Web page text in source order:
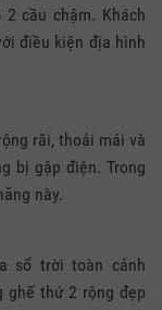
cầu chậm. Khách
điều kiện địa hình
rãi, thoải mái và
bị gập điện. Trong
này.
sổ trời toàn cảnh
ghế thứ 2 rộng đẹp